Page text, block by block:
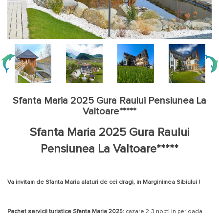
Sfanta Maria 2025 Gura Raului Pensiunea La
Valtoare*****
Sfanta Maria 2025 Gura Raului
Pensiunea La Valtoare*****
Va invitam de Sfanta Maria alaturi de cei dragi, in Marginimea Sibiului !
Pachet servicii turistice Sfanta Maria 2025: cazare 2-3 nopti in perioada